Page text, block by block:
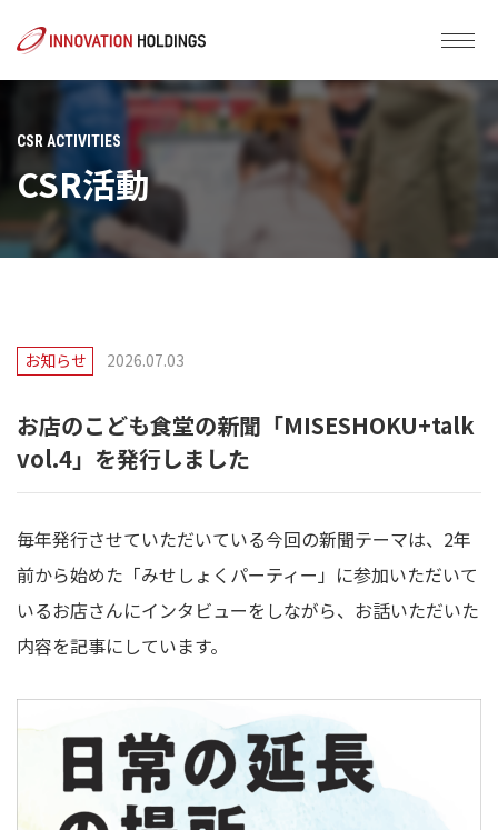
CSR ACTIVITIES
CSR活動
お知らせ 2026.07.03
お店のこども食堂の新聞「MISESHOKU+talk
vol.4」を発行しました
毎年発行させていただいている今回の新聞テーマは、2年
前から始めた「みせしょくパーティー」に参加いただいて
いるお店さんにインタビューをしながら、お話いただいた
内容を記事にしています。